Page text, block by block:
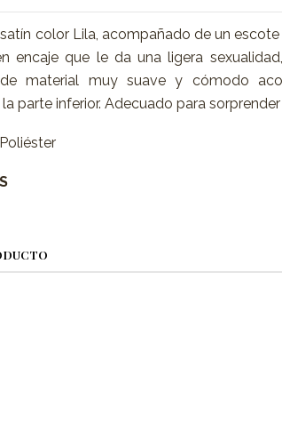
color Lila, acompañado de un escote
encaje que le da una ligera
de material muy suave y cómodo
parte inferior. Adecuado para sorprender